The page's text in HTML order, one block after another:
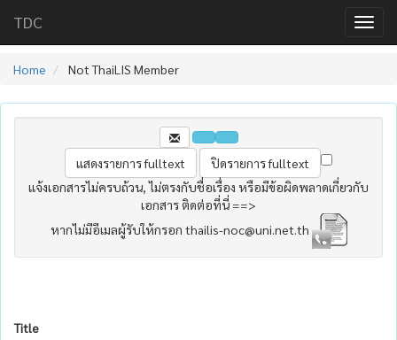
TDC
Home Not ThaiLIS Member
แจ้งเอกสารไม่ครบถ้วน, ไม่ตรงกับชื่อเรื่อง หรือมีข้อผิดพลาดเกี่ยวกับ
เอกสาร ติดต่อที่นี่ ==>
หากไม่มีอีเมลผู้รับให้กรอก thailis-noc@uni.net.th
Title